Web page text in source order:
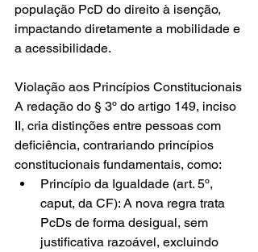
população PcD do direito à isenção,
impactando diretamente a mobilidade e
a acessibilidade.
Violação aos Princípios Constitucionais
A redação do § 3º do artigo 149, inciso
II, cria distinções entre pessoas com
deficiência, contrariando princípios
constitucionais fundamentais, como:
Princípio da Igualdade (art. 5º,
caput, da CF): A nova regra trata
PcDs de forma desigual, sem
justificativa razoável, excluindo